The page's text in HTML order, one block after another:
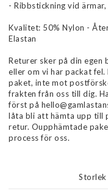
- Ribbstickning vid
Kvalitet: 50% Nylon -
Elastan
Returer sker på din
eller om vi har packat
paket, inte mot
frakten från oss till dig.
först på
låta bli att hämta upp till
retur. Oupphämtade
process för oss.
Storlek